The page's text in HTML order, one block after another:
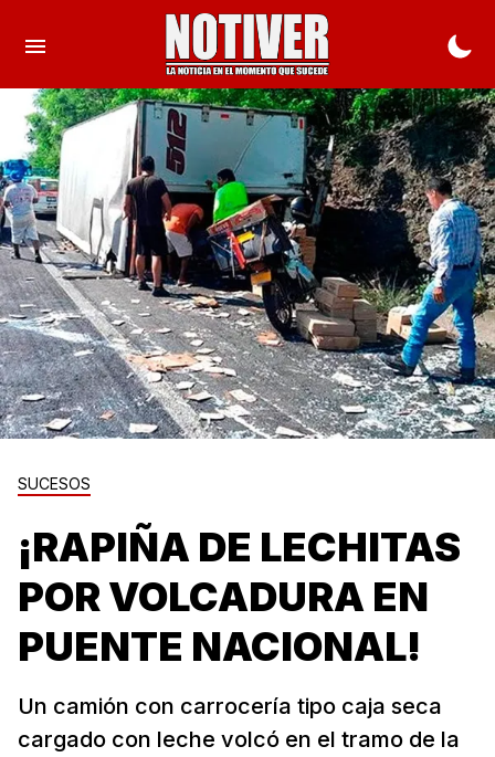
SUCESOS
¡RAPIÑA DE LECHITAS
POR VOLCADURA EN
PUENTE NACIONAL!
Un camión con carrocería tipo caja seca
cargado con leche volcó en el tramo de la